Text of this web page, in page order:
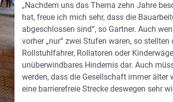
„Nachdem uns das Thema zehn Jahre
hat, freue ich mich sehr, dass die
abgeschlossen sind“, so Gartner. Auch
vorher „nur“ zwei Stufen waren, so stellten
Rollstuhlfahrer, Rollatoren oder
unüberwindbares Hindernis dar. Auch
werden, dass die Gesellschaft immer älter
eine barrierefreie Strecke deswegen sehr